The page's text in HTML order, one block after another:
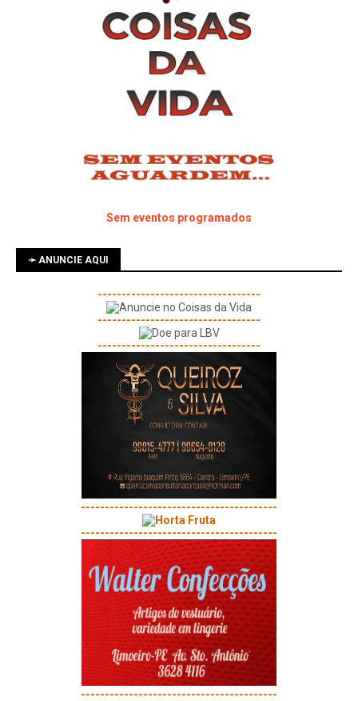
Sem eventos programados
➛ ANUNCIE AQUI
----------------------------------
----------------------------------
----------------------------------
-----------------------------------------
-----------------------------------------
-----------------------------------------